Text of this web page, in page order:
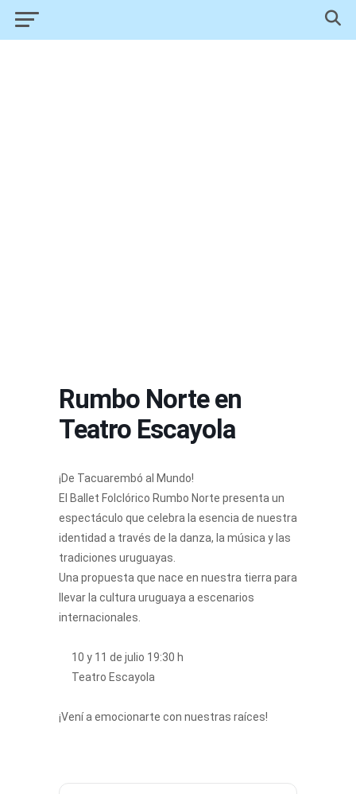
Rumbo Norte en
Teatro Escayola
¡De Tacuarembó al Mundo!
El Ballet Folclórico Rumbo Norte presenta un
espectáculo que celebra la esencia de nuestra
identidad a través de la danza, la música y las
tradiciones uruguayas.
Una propuesta que nace en nuestra tierra para
llevar la cultura uruguaya a escenarios
internacionales.
10 y 11 de julio 19:30 h
Teatro Escayola
¡Vení a emocionarte con nuestras raíces!